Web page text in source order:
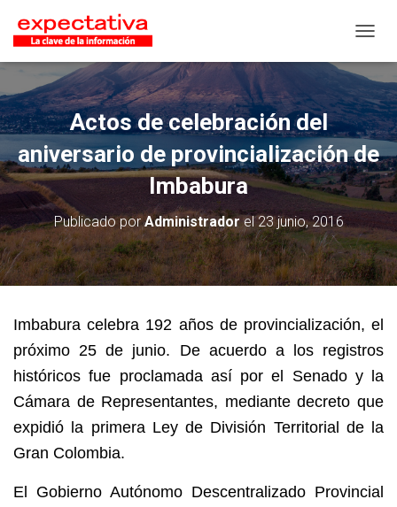
Actos de celebración del
aniversario de provincialización de
Imbabura
Publicado porAdministradorel23 junio, 2016
Imbabura celebra 192 años de provincialización, el
próximo 25 de junio. De acuerdo a los registros
históricos fue proclamada así por el Senado y la
Cámara de Representantes, mediante decreto que
expidió la primera Ley de División Territorial de la
Gran Colombia.
El Gobierno Autónomo Descentralizado Provincial